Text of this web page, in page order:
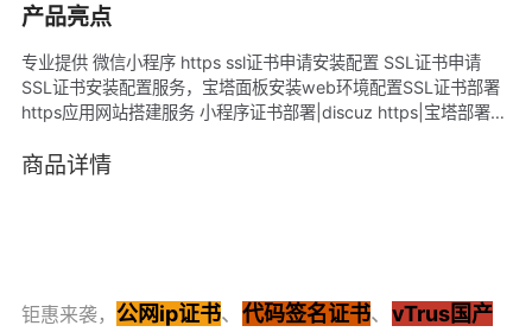
产品亮点
专业提供 微信小程序 https ssl证书申请安装配置 SSL证书申请
SSL证书安装配置服务，宝塔面板安装web环境配置SSL证书部署
https应用网站搭建服务 小程序证书部署|discuz https|宝塔部署
书安装配置 https加密 SSL证书申请 ssl证书配置
商品详情
钜惠来袭， 公网ip证书、 代码签名证书、 vTrus国产